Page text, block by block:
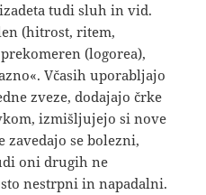
tudi sluh in vid.
(hitrost, ritem,
(logorea),
Včasih uporabljajo
zveze, dodajajo črke
izmišljujejo si nove
zavedajo se bolezni,
oni drugih ne
nestrpni in napadalni.